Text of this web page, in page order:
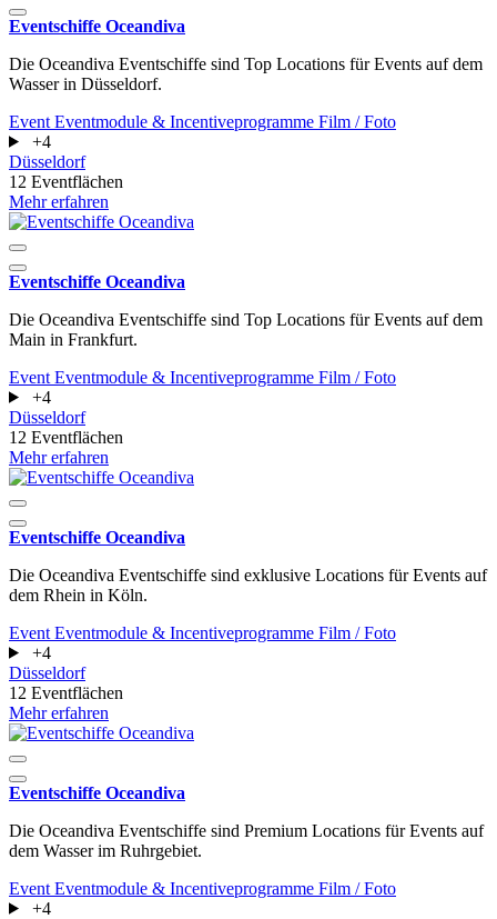
Eventschiffe Oceandiva
Die Oceandiva Eventschiffe sind Top Locations für Events auf dem
Wasser in Düsseldorf.
Event Eventmodule & Incentiveprogramme Film / Foto
+4
Düsseldorf
12 Eventflächen
Mehr erfahren
Eventschiffe Oceandiva
Die Oceandiva Eventschiffe sind Top Locations für Events auf dem
Main in Frankfurt.
Event Eventmodule & Incentiveprogramme Film / Foto
+4
Düsseldorf
12 Eventflächen
Mehr erfahren
Eventschiffe Oceandiva
Die Oceandiva Eventschiffe sind exklusive Locations für Events auf
dem Rhein in Köln.
Event Eventmodule & Incentiveprogramme Film / Foto
+4
Düsseldorf
12 Eventflächen
Mehr erfahren
Eventschiffe Oceandiva
Die Oceandiva Eventschiffe sind Premium Locations für Events auf
dem Wasser im Ruhrgebiet.
Event Eventmodule & Incentiveprogramme Film / Foto
+4